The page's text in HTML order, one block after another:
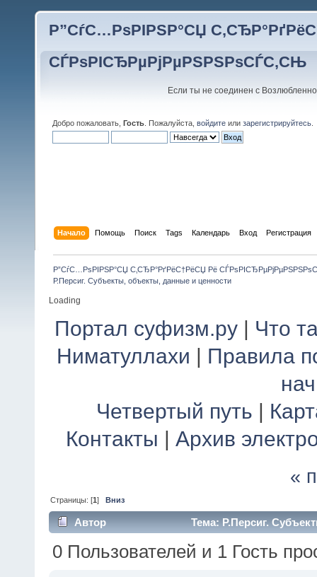
Р”СѓС…РѕРІРЅР°СЏ
СЃРѕРІСЂРµРјРµРЅРЅРѕСЃС‚СЊ
Если ты не соединен с
Добро пожаловать, Гость . Пожалуйста, войдите или зарегистрируйтесь
Начало Помощь Поиск Tags Календарь Вход Регистрация
Р”СѓС…РѕРІРЅР°СЏ С‚СЂР°РґРёС†РёСЏ Рё
Р.Персиг. Субъекты, объекты, данные и ценности
Loading
Портал суфизм.ру| Что
Ниматуллахи | Правила
Четвертый путь |
Контакты | Архив
«
Страницы: [1] Вниз
Автор Тема: Р.Персиг.
0 Пользователей и 1 Гость